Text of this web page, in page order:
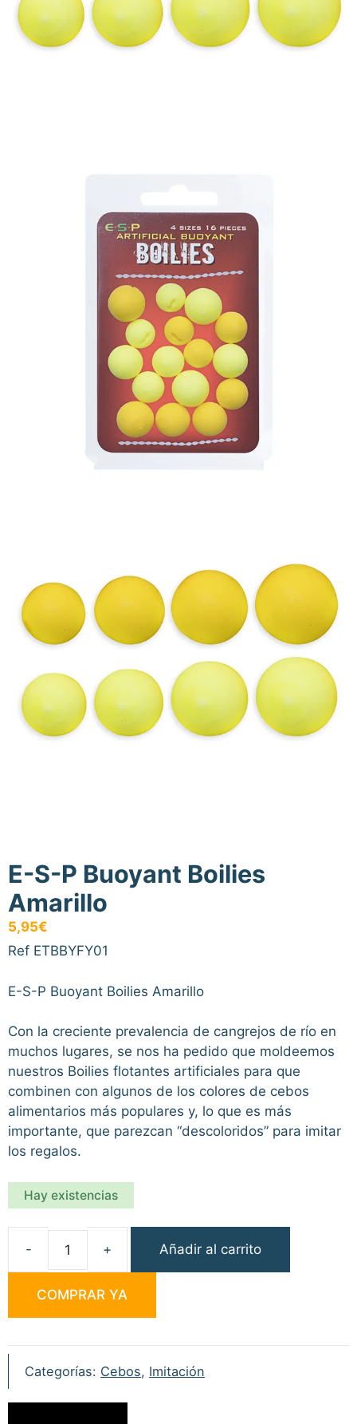
E-S-P Buoyant Boilies
Amarillo
5,95€
Ref ETBBYFY01
E-S-P Buoyant Boilies Amarillo
Con la creciente prevalencia de cangrejos de río en
muchos lugares, se nos ha pedido que moldeemos
nuestros Boilies flotantes artificiales para que
combinen con algunos de los colores de cebos
alimentarios más populares y, lo que es más
importante, que parezcan “descoloridos” para imitar
los regalos.
Hay existencias
P
Buoyant
cantidad
Añadir al carrito
COMPRAR YA
Categorías: Cebos, Imitación